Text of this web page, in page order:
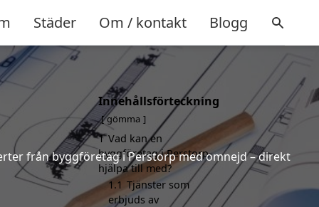
Städer Om / kontakt Blogg
från byggföretag i Perstorp med omnejd – direkt
Innehållsförteckning
gömma
1 Vad kan en
byggföretag i Perstorp
hjälpa till med?
1.1 Tjänster som
erbjuds av